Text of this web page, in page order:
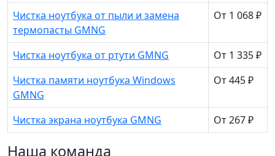
Чистка ноутбука от пыли и замена
термопасты GMNG
От 1 068 ₽
Чистка ноутбука от ртути GMNG
От 1 335 ₽
Чистка памяти ноутбука Windows
GMNG
От 445 ₽
Чистка экрана ноутбука GMNG От 267 ₽
Наша команда